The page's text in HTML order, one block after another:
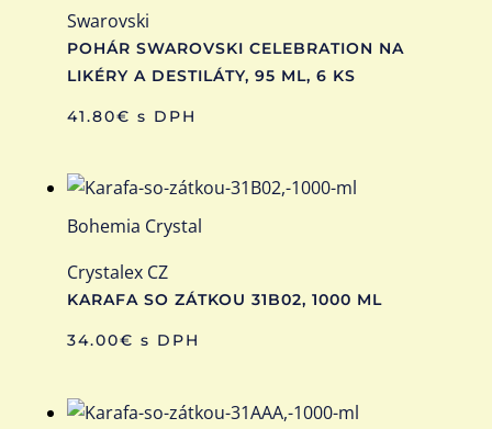
Swarovski
POHÁR SWAROVSKI CELEBRATION NA
LIKÉRY A DESTILÁTY, 95 ML, 6 KS
41.80€ s DPH
Bohemia Crystal
Crystalex CZ
KARAFA SO ZÁTKOU 31B02, 1000 ML
34.00€ s DPH